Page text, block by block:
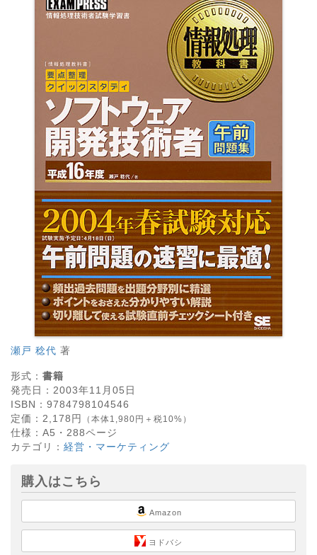
瀬戸 稔代 著
形式： 書籍
発売日： 2003年11月05日
ISBN： 9784798104546
定価： 2,178 円 （本体1,980円＋税10%）
仕様： A5・ 288ページ
カテゴリ： 経営・マーケティング
購入はこちら
Amazon
ヨドバシ